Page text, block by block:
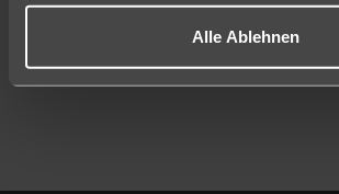
Alle Ablehnen